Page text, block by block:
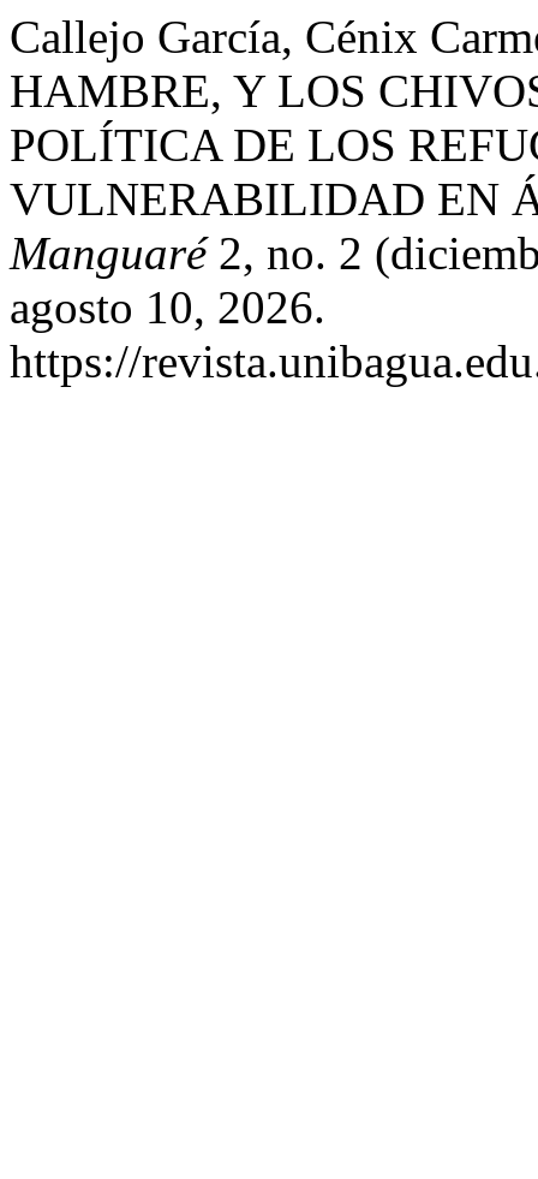
Callejo García, Cénix
HAMBRE, Y LOS
POLÍTICA DE LOS
VULNERABILIDAD EN
Manguaré2, no. 2
agosto 10, 2026.
https://